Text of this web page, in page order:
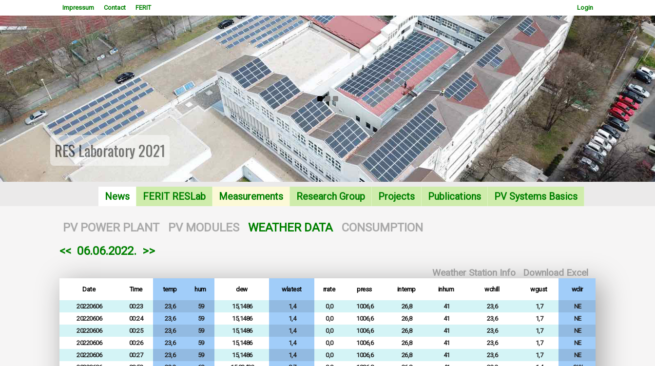
Impressum Contact FERIT Login
WOWSlider.com
RES Laboratory 2021
News FERIT RESLab Measurements Research Group Projects Publications PV Systems Basics
PV POWER PLANT PV MODULES WEATHER DATA
CONSUMPTION
<< 06.06.2022. >>
Download Excel
Weather Station Info
Date Time temp hum dew wlatest rrate press intemp inhum wchill wgust wdir
20220606 00:23 23,6 59 15,1486 1,4 0,0 1006,6 26,8 41 23,6 1,7
NE
20220606
00:24 23,6 59 15,1486 1,4 0,0 1006,6 26,8 41 23,6 1,7
NE
20220606
00:25 23,6 59 15,1486 1,4 0,0 1006,6 26,8 41 23,6 1,7
NE
20220606
00:26 23,6 59 15,1486 1,4 0,0 1006,6 26,8 41 23,6 1,7
NE
20220606
00:27 23,6 59 15,1486 1,4 0,0 1006,6 26,8 41 23,6 1,7
NE